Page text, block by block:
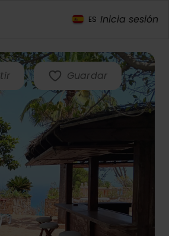
ES Inicia sesión
Guardar